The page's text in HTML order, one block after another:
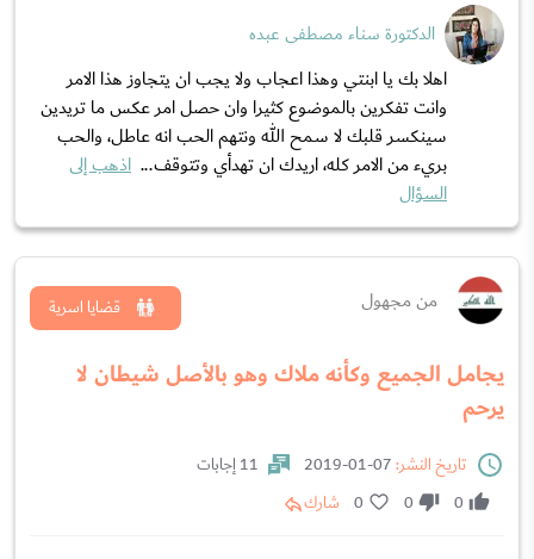
الدكتورة سناء مصطفى عبده
اهلا بك يا ابنتي وهذا اعجاب ولا يجب ان يتجاوز هذا الامر
وانت تفكرين بالموضوع كثيرا وان حصل امر عكس ما تريدين
سينكسر قلبك لا سمح الله ونتهم الحب انه عاطل، والحب
بريء من الامر كله، اريدك ان تهدأي وتتوقف... اذهب إلى
السؤال
من مجهول
يجامل الجميع وكأنه ملاك وهو بالأصل شيطان لا
يرحم
قضايا اسرية
تاريخ النشر:
11 إجابات
0
0
0 شارك